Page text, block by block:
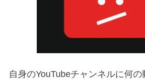
自身のYouTubeチャンネルに何